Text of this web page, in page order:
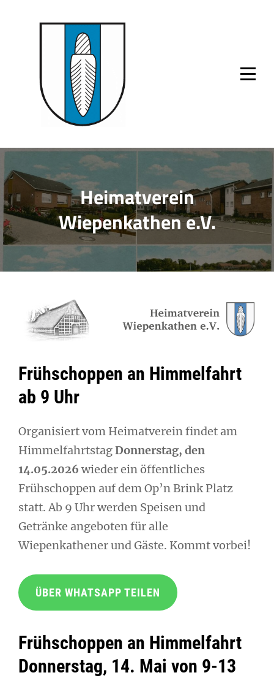
Heimatverein
Wiepenkathen e.V.
Frühschoppen an Himmelfahrt
ab 9 Uhr
Organisiert vom Heimatverein findet am
HimmelfahrtstagDonnerstag, den
14.05.2026 wieder ein öffentliches
Frühschoppen auf dem Op’n Brink Platz
statt. Ab 9 Uhr werden Speisen und
Getränke angeboten für alle
Wiepenkathener und Gäste. Kommt vorbei!
ÜBER WHATSAPP TEILEN
Frühschoppen an Himmelfahrt
Donnerstag, 14. Mai von 9-13